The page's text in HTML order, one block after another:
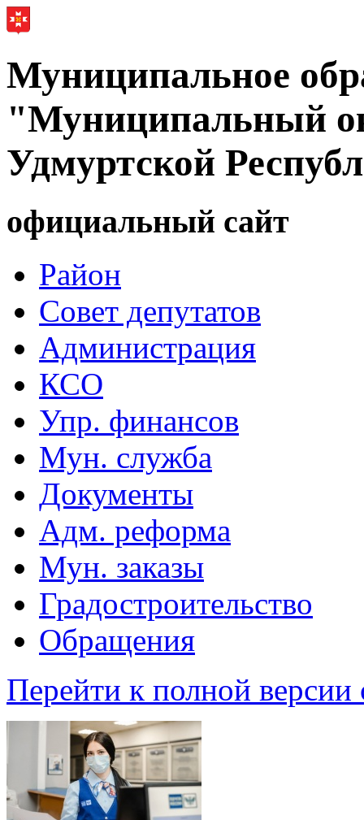
Муниципальное
"Муниципальный
Удмуртской
официальный сайт
Район
Совет депутатов
Администрация
КСО
Упр. финансов
Мун. служба
Документы
Адм. реформа
Мун. заказы
Градостроительство
Обращения
Перейти к полной версии